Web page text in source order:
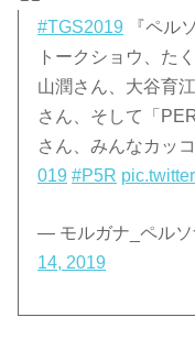
#TGS2019 『ペル
トークショウ、た
山潤さん、大谷育
さん、そして「
さん、みんなカッ
019 #P5R
— モルガナ_ペル
14, 2019